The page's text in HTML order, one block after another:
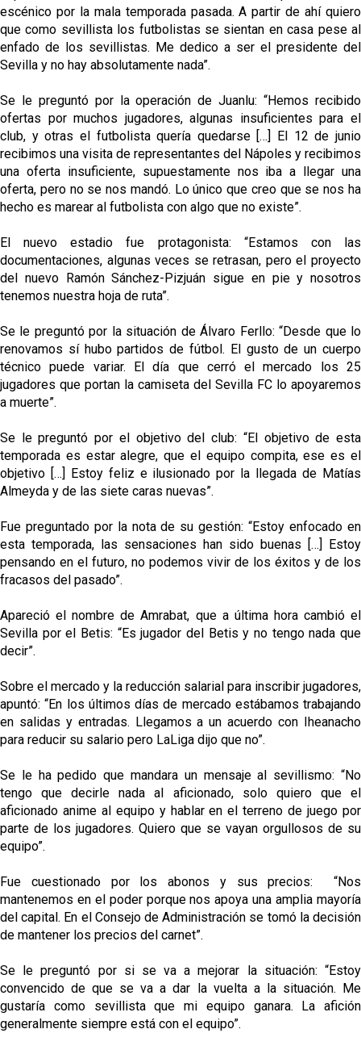
escénico por la mala temporada pasada. A partir de ahí quiero
que como sevillista los futbolistas se sientan en casa pese al
enfado de los sevillistas. Me dedico a ser el presidente del
Sevilla y no hay absolutamente nada”.
Se le preguntó por la operación de Juanlu: “Hemos recibido
ofertas por muchos jugadores, algunas insuficientes para el
club, y otras el futbolista quería quedarse […] El 12 de junio
recibimos una visita de representantes del Nápoles y recibimos
una oferta insuficiente, supuestamente nos iba a llegar una
oferta, pero no se nos mandó. Lo único que creo que se nos ha
hecho es marear al futbolista con algo que no existe”.
El nuevo estadio fue protagonista: “Estamos con las
documentaciones, algunas veces se retrasan, pero el proyecto
del nuevo Ramón Sánchez-Pizjuán sigue en pie y nosotros
tenemos nuestra hoja de ruta”.
Se le preguntó por la situación de Álvaro Ferllo: “Desde que lo
renovamos sí hubo partidos de fútbol. El gusto de un cuerpo
técnico puede variar. El día que cerró el mercado los 25
jugadores que portan la camiseta del Sevilla FC lo apoyaremos
a muerte”.
Se le preguntó por el objetivo del club: “El objetivo de esta
temporada es estar alegre, que el equipo compita, ese es el
objetivo […] Estoy feliz e ilusionado por la llegada de Matías
Almeyda y de las siete caras nuevas”.
Fue preguntado por la nota de su gestión: “Estoy enfocado en
esta temporada, las sensaciones han sido buenas […] Estoy
pensando en el futuro, no podemos vivir de los éxitos y de los
fracasos del pasado”.
Apareció el nombre de Amrabat, que a última hora cambió el
Sevilla por el Betis: “Es jugador del Betis y no tengo nada que
decir”.
Sobre el mercado y la reducción salarial para inscribir jugadores,
apuntó: “En los últimos días de mercado estábamos trabajando
en salidas y entradas. Llegamos a un acuerdo con Iheanacho
para reducir su salario pero LaLiga dijo que no”.
Se le ha pedido que mandara un mensaje al sevillismo: “No
tengo que decirle nada al aficionado, solo quiero que el
aficionado anime al equipo y hablar en el terreno de juego por
parte de los jugadores. Quiero que se vayan orgullosos de su
equipo”.
Fue cuestionado por los abonos y sus precios: “Nos
mantenemos en el poder porque nos apoya una amplia mayoría
del capital. En el Consejo de Administración se tomó la decisión
de mantener los precios del carnet”.
Se le preguntó por si se va a mejorar la situación: “Estoy
convencido de que se va a dar la vuelta a la situación. Me
gustaría como sevillista que mi equipo ganara. La afición
generalmente siempre está con el equipo”.